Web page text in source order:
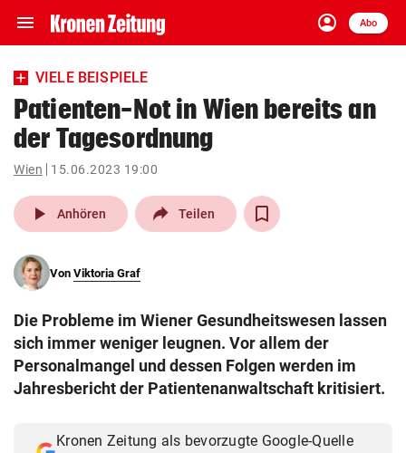
menu Navigation
ein-/ausklappen
account_circle
Anmelden
Abo
close Schließen
account_circle Anmelden
pin_drop
Wien arrow_right
search
eingeben
Muthgasse 2, 1190 Wien
VIELE BEISPIELE
Patienten-Not in Wien bereits an
der Tagesordnung
Wien 15.06.2023 19:00
play_arrow Anhören Teilen
Von Viktoria Graf
Die Probleme im Wiener Gesundheitswesen lassen
sich immer weniger leugnen. Vor allem der
Personalmangel und dessen Folgen werden im
Jahresbericht der Patientenanwaltschaft kritisiert.
Kronen Zeitung als bevorzugte Google-Quelle